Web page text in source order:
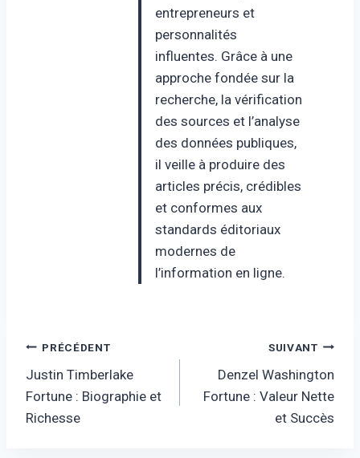
entrepreneurs et
personnalités
influentes. Grâce à une
approche fondée sur la
recherche, la vérification
des sources et l’analyse
des données publiques,
il veille à produire des
articles précis, crédibles
et conformes aux
standards éditoriaux
modernes de
l’information en ligne.
Navigation
de
l’article
PRÉCÉDENT
Justin Timberlake
Fortune : Biographie et
Richesse
SUIVANT
Denzel Washington
Fortune : Valeur Nette
et Succès